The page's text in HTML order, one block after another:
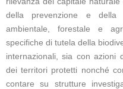
della prevenzione e
ambientale, forestale e
specifiche di tutela della
internazionali, sia con azioni
dei territori protetti nonché
contare su strutture